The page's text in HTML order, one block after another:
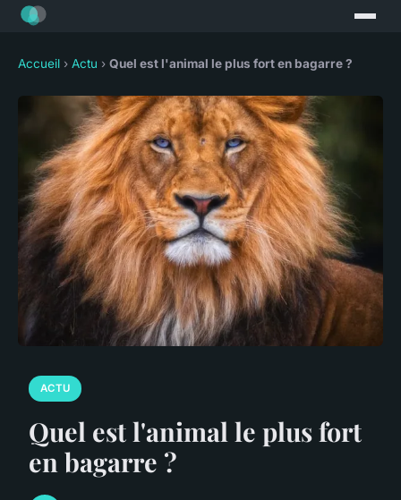
Accueil › Actu › Quel est l'animal le plus fort en bagarre ?
ACTU
Quel est l'animal le plus fort
en bagarre ?